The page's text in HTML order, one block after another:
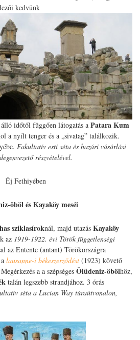
kedvünk
időtől függően látogatás a Patara Kum
a nyílt tenger és a „sivatag” találkozik.
Fakultatív esti séta és bazári vásárlási
részvételével.
Éj Fethiyében
öböl és Kayaköy meséi
sziklasíroknál, majd utazás Kayaköy
az 1919-1922. évi Török függetlenségi
az Entente (antant) Törökországra
lausanne-i békeszerződést (1923) követő
a a szépséges Ölüdeniz-öbölhöz,
talán legszebb strandjához. 3 órás
séta a Lucian Way túraútvonalon,